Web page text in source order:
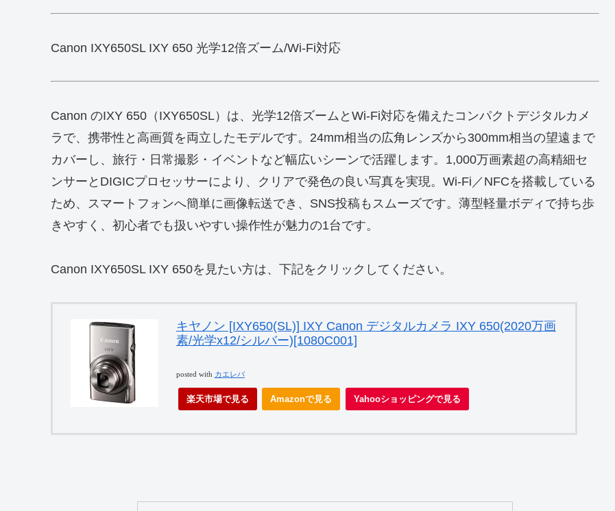
Canon IXY650SL IXY 650 光学12倍ズーム/Wi-Fi対応
Canon のIXY 650（IXY650SL）は、光学12倍ズームとWi‑Fi対応を備えたコンパクトデジタルカメ
ラで、携帯性と高画質を両立したモデルです。24mm相当の広角レンズから300mm相当の望遠まで
カバーし、旅行・日常撮影・イベントなど幅広いシーンで活躍します。1,000万画素超の高精細セ
ンサーとDIGICプロセッサーにより、クリアで発色の良い写真を実現。Wi‑Fi／NFCを搭載している
ため、スマートフォンへ簡単に画像転送でき、SNS投稿もスムーズです。薄型軽量ボディで持ち歩
きやすく、初心者でも扱いやすい操作性が魅力の1台です。
Canon IXY650SL IXY 650を見たい方は、下記をクリックしてください。
キヤノン [IXY650(SL)] IXY Canon デジタルカメラ IXY 650(2020万画
素/光学x12/シルバー)[1080C001]
posted with カエレバ
楽天市場で見る Amazonで見る Yahooショッピングで見る